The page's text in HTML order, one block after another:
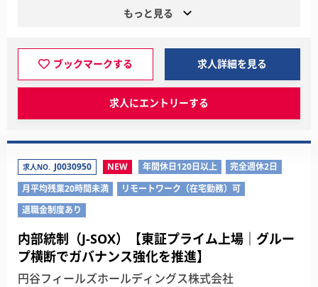
もっと見る
ブックマークする 求人詳細を見る
求人にエントリーする
求人NO. J0030950 NEW 年間休日120日以上
完全週休2日
月平均残業20時間未満
リモートワーク（在宅勤務）可
退職金制度あり
内部統制（J-SOX）【東証プライム上場｜グルー
プ横断でガバナンス強化を推進】
円谷フィールズホールディングス株式会社